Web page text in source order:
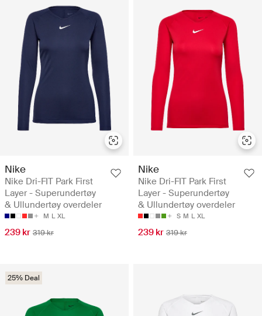
Nike
Nike Dri-FIT Park First
Layer - Superundertøy
& Ullundertøy overdeler
M L XL
239 kr 319 kr
Nike
Nike Dri-FIT Park First
Layer - Superundertøy
& Ullundertøy overdeler
S M L XL
239 kr 319 kr
25% Deal